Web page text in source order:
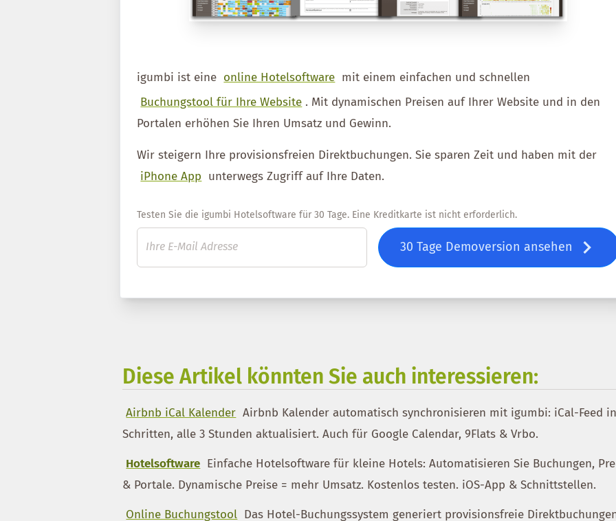
igumbi ist eine online Hotelsoftware mit einem einfachen und schnellen
Buchungstool für Ihre Website . Mit dynamischen Preisen auf Ihrer Website und in den
Portalen erhöhen Sie Ihren Umsatz und Gewinn.
Wir steigern Ihre provisionsfreien Direktbuchungen. Sie sparen Zeit und haben mit der
iPhone App unterwegs Zugriff auf Ihre Daten.
Testen Sie die igumbi Hotelsoftware für 30 Tage. Eine Kreditkarte ist nicht erforderlich.
30 Tage Demoversion ansehen
Diese Artikel könnten Sie auch interessieren:
Airbnb iCal Kalender Airbnb Kalender automatisch synchronisieren mit igumbi: iCal-Feed
Schritten, alle 3 Stunden aktualisiert. Auch für Google Calendar, 9Flats & Vrbo.
Hotelsoftware Einfache Hotelsoftware für kleine Hotels: Automatisieren Sie Buchungen,
& Portale. Dynamische Preise = mehr Umsatz. Kostenlos testen. iOS-App & Schnittstellen.
Online Buchungstool Das Hotel-Buchungssystem generiert provisionsfreie